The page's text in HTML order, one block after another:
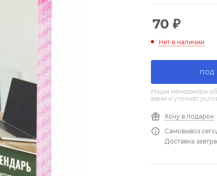
70 ₽
Нет в наличии
ПОД
Наши менеджеры
вами и уточнят
Хочу в подарок
Самовывоз
Доставка